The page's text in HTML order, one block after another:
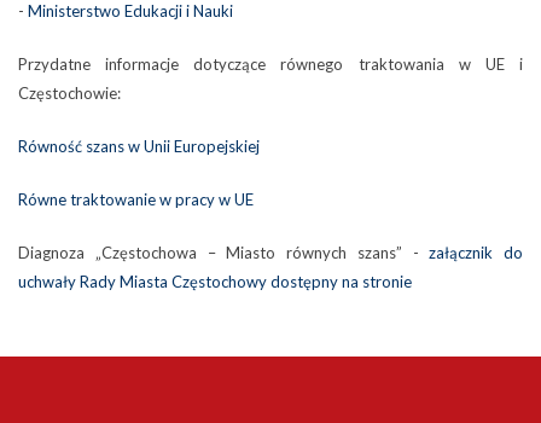
- Ministerstwo Edukacji i Nauki
Przydatne informacje dotyczące równego traktowania w UE i
Częstochowie:
Równość szans w Unii Europejskiej
Równe traktowanie w pracy w UE
Diagnoza „Częstochowa – Miasto równych szans” -załącznik do
uchwały Rady Miasta Częstochowy dostępny na stronie